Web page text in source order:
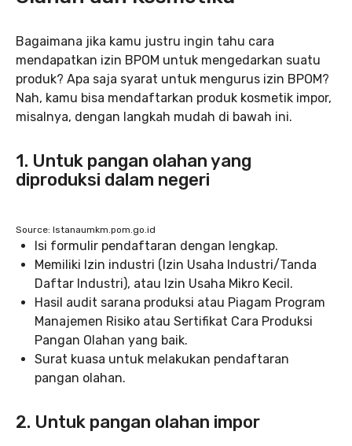
Bagaimana jika kamu justru ingin tahu cara
mendapatkan izin BPOM untuk mengedarkan suatu
produk? Apa saja syarat untuk mengurus izin BPOM?
Nah, kamu bisa mendaftarkan produk kosmetik impor,
misalnya, dengan langkah mudah di bawah ini.
1. Untuk pangan olahan yang
diproduksi dalam negeri
Source: Istanaumkm.pom.go.id
Isi formulir pendaftaran dengan lengkap.
Memiliki Izin industri (Izin Usaha Industri/Tanda
Daftar Industri), atau Izin Usaha Mikro Kecil.
Hasil audit sarana produksi atau Piagam Program
Manajemen Risiko atau Sertifikat Cara Produksi
Pangan Olahan yang baik.
Surat kuasa untuk melakukan pendaftaran
pangan olahan.
2. Untuk pangan olahan impor